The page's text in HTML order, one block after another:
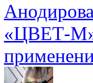
«ЦВЕТ-М»: